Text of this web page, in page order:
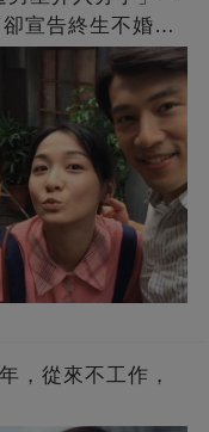
，從來不工作，